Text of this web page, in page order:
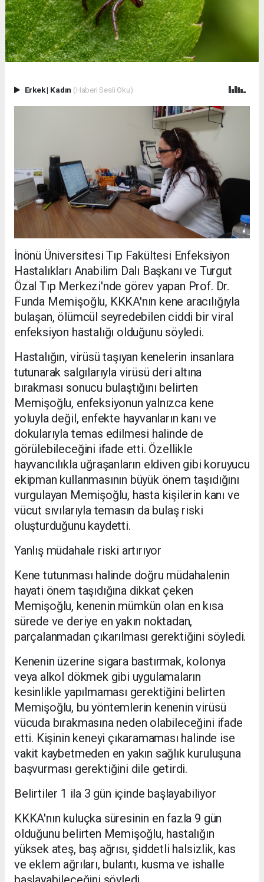
Erkek| Kadın (Haberi Sesli Oku)
İnönü Üniversitesi Tıp Fakültesi Enfeksiyon
Hastalıkları Anabilim Dalı Başkanı ve Turgut
Özal Tıp Merkezi'nde görev yapan Prof. Dr.
Funda Memişoğlu, KKKA'nın kene aracılığıyla
bulaşan, ölümcül seyredebilen ciddi bir viral
enfeksiyon hastalığı olduğunu söyledi.
Hastalığın, virüsü taşıyan kenelerin insanlara
tutunarak salgılarıyla virüsü deri altına
bırakması sonucu bulaştığını belirten
Memişoğlu, enfeksiyonun yalnızca kene
yoluyla değil, enfekte hayvanların kanı ve
dokularıyla temas edilmesi halinde de
görülebileceğini ifade etti. Özellikle
hayvancılıkla uğraşanların eldiven gibi koruyucu
ekipman kullanmasının büyük önem taşıdığını
vurgulayan Memişoğlu, hasta kişilerin kanı ve
vücut sıvılarıyla temasın da bulaş riski
oluşturduğunu kaydetti.
Yanlış müdahale riski artırıyor
Kene tutunması halinde doğru müdahalenin
hayati önem taşıdığına dikkat çeken
Memişoğlu, kenenin mümkün olan en kısa
sürede ve deriye en yakın noktadan,
parçalanmadan çıkarılması gerektiğini söyledi.
Kenenin üzerine sigara bastırmak, kolonya
veya alkol dökmek gibi uygulamaların
kesinlikle yapılmaması gerektiğini belirten
Memişoğlu, bu yöntemlerin kenenin virüsü
vücuda bırakmasına neden olabileceğini ifade
etti. Kişinin keneyi çıkaramaması halinde ise
vakit kaybetmeden en yakın sağlık kuruluşuna
başvurması gerektiğini dile getirdi.
Belirtiler 1 ila 3 gün içinde başlayabiliyor
KKKA'nın kuluçka süresinin en fazla 9 gün
olduğunu belirten Memişoğlu, hastalığın
yüksek ateş, baş ağrısı, şiddetli halsizlik, kas
ve eklem ağrıları, bulantı, kusma ve ishalle